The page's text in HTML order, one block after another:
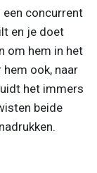
concurrent
en je doet
om hem in het
ook, naar
het immers
beide